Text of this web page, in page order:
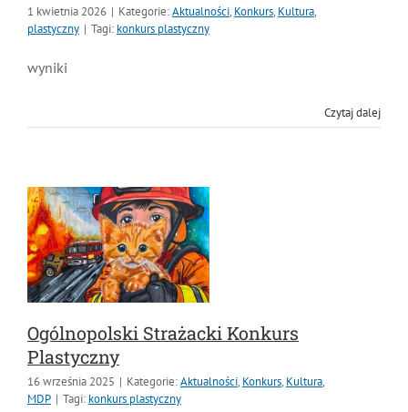
Symbole
MDP i DDP
Kultura
Historia
Projekty
System OSP
Sklep
100-lecie
1 kwietnia 2026 | Kategorie: Aktualności Konkurs Kultura
plastyczny | Tagi: konkurs plastyczny
wyniki
Czytaj dalej
Ogólnopolski Strażacki Konkurs
Plastyczny
16 września 2025 | Kategorie: Aktualności Konkurs Kultura
MDP | Tagi: konkurs plastyczny